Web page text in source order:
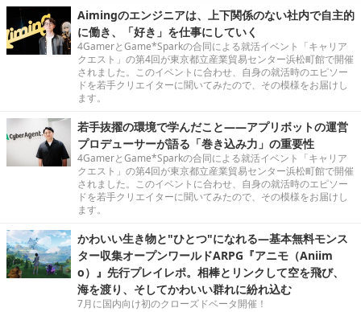
Aimingのエンジニアは、上下関係のない社内で自主的
に働き、「好き」を仕事にしていく
4GamerとGame*Sparkの合同による就活イベント「キャリア
クエスト」の第4回が東京都立産業貿易センター浜松町館で開催
されました。このイベントに合わせ、自身の就活時のエピソー
ドを若手クリエイターに聞いてみたので、その模様をお届けし
ます。
若手抜擢の環境で学んだこと――アプリボットの運営
プロデューサーが語る「巻き込み力」の重要性
4GamerとGame*Sparkの合同による就活イベント「キャリア
クエスト」の第4回が東京都立産業貿易センター浜松町館で開催
されました。このイベントに合わせ、自身の就活時のエピソー
ドを若手クリエイターに聞いてみたので、その模様をお届けし
ます。
かわいい生き物と"ひとつ"になれる―基本無料モンス
ター収集オープンワールドARPG『アニモ（Aniim
o）』先行プレイレポ。相棒とリンクして空を飛び、
海を渡り、そしてかわいい群れに紛れ込む
7月に国内向け初のクローズドベータ開催！